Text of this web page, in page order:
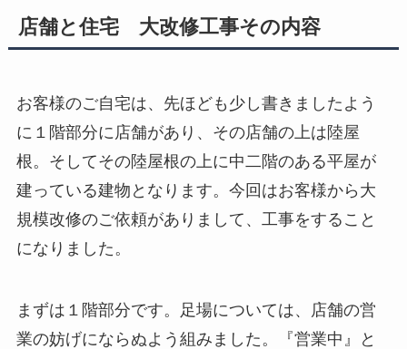
店舗と住宅 大改修工事その内容
お客様のご自宅は、先ほども少し書きましたよう
に１階部分に店舗があり、その店舗の上は陸屋
根。そしてその陸屋根の上に中二階のある平屋が
建っている建物となります。今回はお客様から大
規模改修のご依頼がありまして、工事をすること
になりました。
まずは１階部分です。足場については、店舗の営
業の妨げにならぬよう組みました。『営業中』と